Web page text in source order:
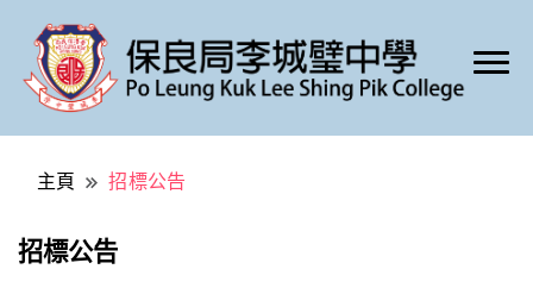
Po Leung Kuk Lee Shing Pik College
主頁 招標公告
招標公告